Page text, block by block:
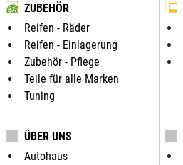
ZUBEHÖR
Reifen - Räder
Reifen - Einlagerung
Zubehör - Pflege
Teile für alle Marken
Tuning
ÜBER UNS
Autohaus